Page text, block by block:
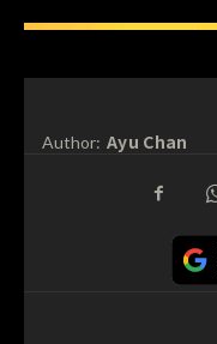
Author: Ayu Chan